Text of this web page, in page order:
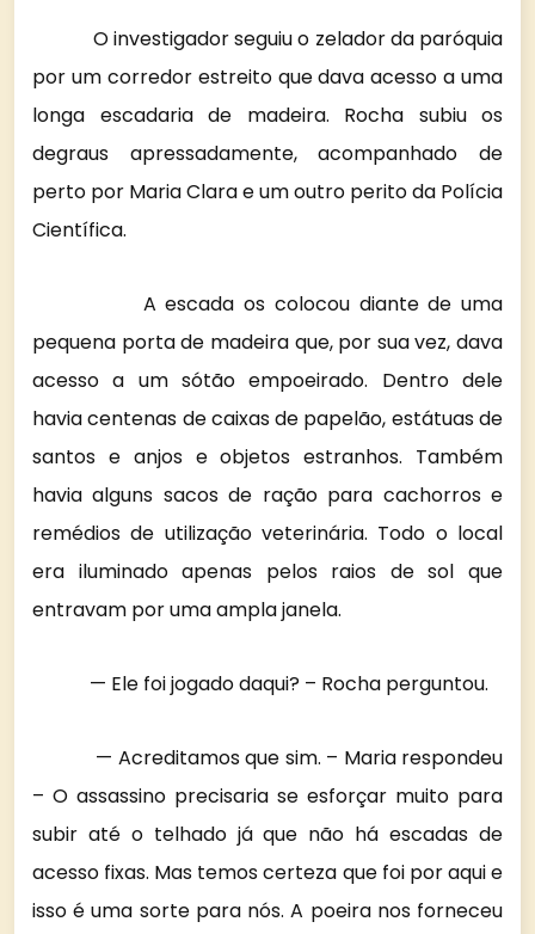
O investigador seguiu o zelador da paróquia
por um corredor estreito que dava acesso a uma
longa escadaria de madeira. Rocha subiu os
degraus apressadamente, acompanhado de
perto por Maria Clara e um outro perito da Polícia
Científica.
A escada os colocou diante de uma
pequena porta de madeira que, por sua vez, dava
acesso a um sótão empoeirado. Dentro dele
havia centenas de caixas de papelão, estátuas de
santos e anjos e objetos estranhos. Também
havia alguns sacos de ração para cachorros e
remédios de utilização veterinária. Todo o local
era iluminado apenas pelos raios de sol que
entravam por uma ampla janela.
— Ele foi jogado daqui? – Rocha perguntou.
— Acreditamos que sim. – Maria respondeu
– O assassino precisaria se esforçar muito para
subir até o telhado já que não há escadas de
acesso fixas. Mas temos certeza que foi por aqui e
isso é uma sorte para nós. A poeira nos forneceu